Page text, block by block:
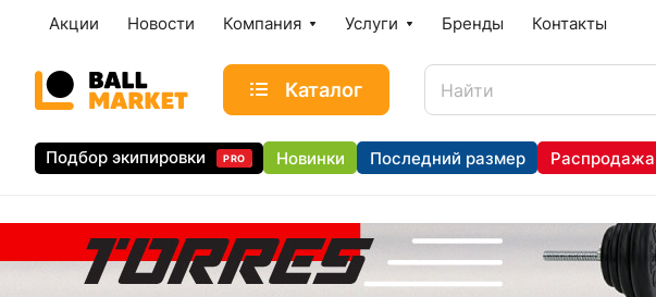
Акции Новости Компания Услуги Бренды Контакты
Каталог
Подбор экипировки PRO Новинки Последний размер Распродажа